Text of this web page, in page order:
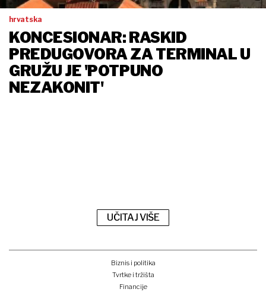
hrvatska
KONCESIONAR: RASKID
PREDUGOVORA ZA TERMINAL U
GRUŽU JE 'POTPUNO
NEZAKONIT'
UČITAJ VIŠE
Biznis i politika
Tvrtke i tržišta
Financije